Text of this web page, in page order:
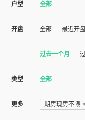
户型 全部
开盘 全部 最近开盘
过去一个月
类型 全部
更多 期房现房不限